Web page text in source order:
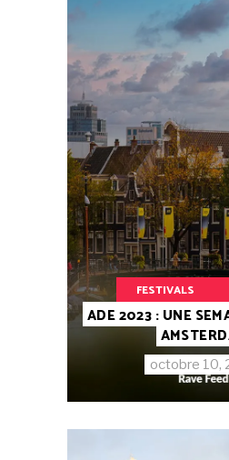
FESTIVALS
ADE 2023 : UNE
octobre 10,